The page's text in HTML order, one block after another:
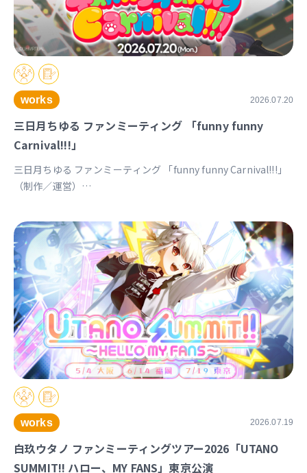
works 2026.07.20
三日月ちゆる ファンミーティング 「funny funny
Carnival!!!」
三日月ちゆる ファンミーティング 「funny funny Carnival!!!」
（制作／運営）
works 2026.07.19
白玖ウタノ ファンミーティングツアー2026「UTANO
SUMMIT!! ハロー、MY FANS」東京公演